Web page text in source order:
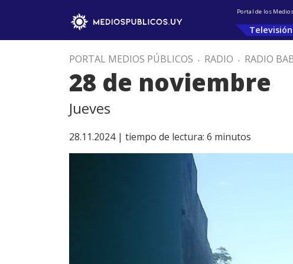
Portal de los
Televisión
PORTAL MEDIOS PÚBLICOS . RADIO . RADIO
28 de noviembre
Jueves
28.11.2024 | tiempo de lectura: 6 minutos